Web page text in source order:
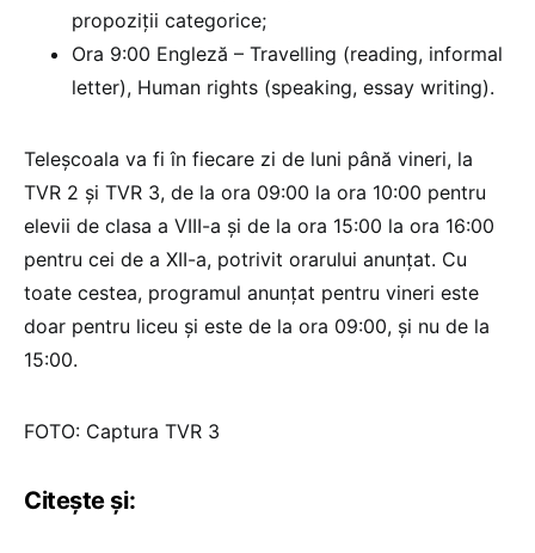
propoziţii categorice;
Ora 9:00 Engleză – Travelling (reading, informal
letter), Human rights (speaking, essay writing).
Teleșcoala va fi în fiecare zi de luni până vineri, la
TVR 2 și TVR 3, de la ora 09:00 la ora 10:00 pentru
elevii de clasa a VIII-a și de la ora 15:00 la ora 16:00
pentru cei de a XII-a, potrivit orarului anunțat. Cu
toate cestea, programul anunțat pentru vineri este
doar pentru liceu și este de la ora 09:00, și nu de la
15:00.
FOTO: Captura TVR 3
Citește și: